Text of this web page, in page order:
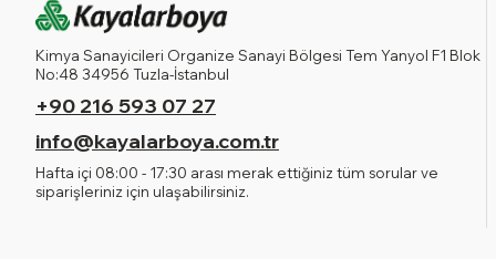
Kimya Sanayicileri Organize Sanayi Bölgesi Tem Yanyol F1 Blok
No:48 34956 Tuzla-İstanbul
+90 216 593 07 27
info@kayalarboya.com.tr
Hafta içi 08:00 - 17:30 arası merak ettiğiniz tüm sorular ve
siparişleriniz için ulaşabilirsiniz.